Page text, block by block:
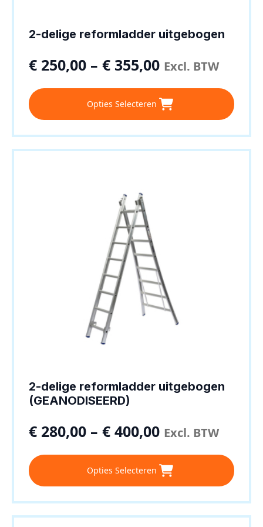
2-delige reformladder uitgebogen
€ 250,00 – € 355,00 Excl. BTW
Opties Selecteren
Dit
product
heeft
meerdere
variaties.
2-delige reformladder uitgebogen
(GEANODISEERD)
€ 280,00 – € 400,00 Excl. BTW
Opties Selecteren
Dit
product
heeft
meerdere
variaties.